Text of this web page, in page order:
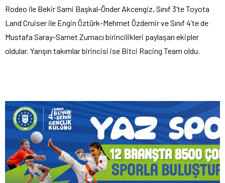
Rodeo ile Bekir Sami Başkal-Önder Akcengiz, Sınıf 3’te Toyota
Land Cruiser ile Engin Öztürk-Mehmet Özdemir ve Sınıf 4’te de
Mustafa Saray-Samet Zurnacı birincilikleri paylaşan ekipler
oldular. Yarışın takımlar birincisi ise Bitci Racing Team oldu.